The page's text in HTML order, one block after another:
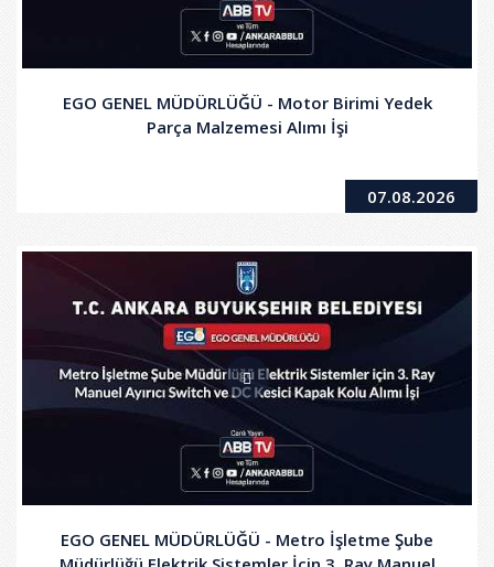
EGO GENEL MÜDÜRLÜĞÜ - Motor Birimi Yedek
Parça Malzemesi Alımı İşi
07.08.2026
EGO GENEL MÜDÜRLÜĞÜ - Metro İşletme Şube